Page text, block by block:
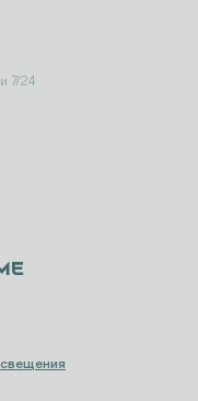
7/24